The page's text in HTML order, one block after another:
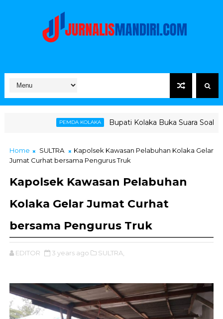
Bupati Kolaka Buka Suara Soal Ketegangan
Home SULTRA
Kapolsek Kawasan Pelabuhan Kolaka Gelar
Jumat Curhat bersama Pengurus Truk
Kapolsek Kawasan Pelabuhan
Kolaka Gelar Jumat Curhat
bersama Pengurus Truk
EDITOR 3 years ago SULTRA,